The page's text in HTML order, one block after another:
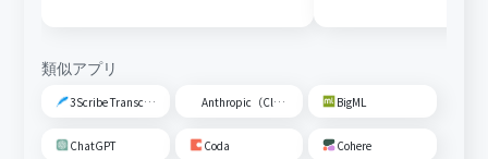
類似アプリ
3Scribe Transcription Anthropic（Claude） BigML
ChatGPT Coda Cohere